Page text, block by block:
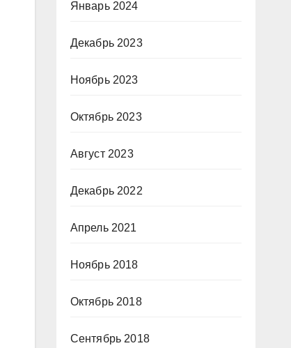
Январь 2024
Декабрь 2023
Ноябрь 2023
Октябрь 2023
Август 2023
Декабрь 2022
Апрель 2021
Ноябрь 2018
Октябрь 2018
Сентябрь 2018